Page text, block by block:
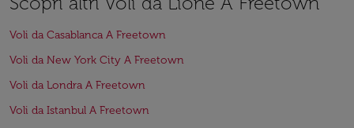
Voli da Casablanca A Freetown
Voli da New York City A Freetown
Voli da Londra A Freetown
Voli da Istanbul A Freetown